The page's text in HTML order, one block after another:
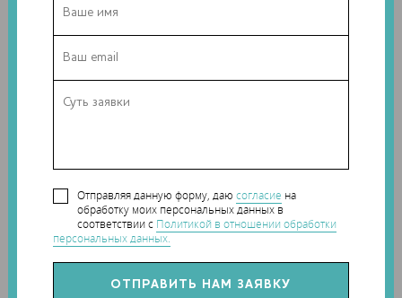
Отправляя данную форму, даюсогласие на
обработку моих персональных данных в
соответствии с Политикой в отношении обработки
персональных данных.
инструментальном производстве и других
высокотехнологичных отраслях как для аддитивного
производства, так и для других технологий модификации
поверхности.
Наши новости в telegram канале:
t.me/Techart_CaseStudy